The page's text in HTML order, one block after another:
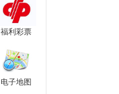
福利彩票
电子地图